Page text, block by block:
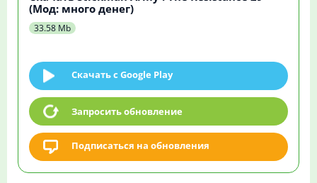
(Мод: много денег)
33.58 Mb
Скачать c Google Play
Запросить обновление
Подписаться на обновления